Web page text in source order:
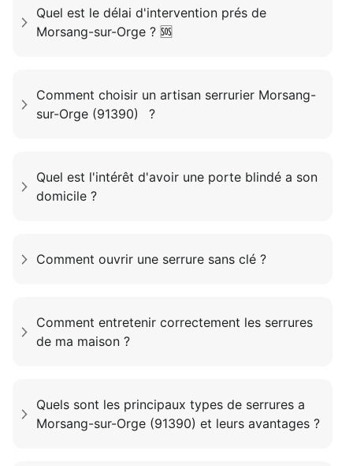
Quel est le délai d'intervention prés de
Morsang-sur-Orge ? 🆘
Comment choisir un artisan serrurier Morsang-
sur-Orge (91390) ?
Quel est l'intérêt d'avoir une porte blindé a son
domicile ?
Comment ouvrir une serrure sans clé ?
Comment entretenir correctement les serrures
de ma maison ?
Quels sont les principaux types de serrures a
Morsang-sur-Orge (91390) et leurs avantages ?